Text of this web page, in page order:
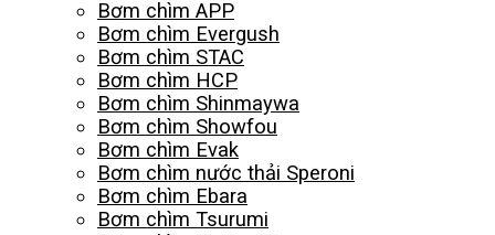
Bơm chìm APP
Bơm chìm Evergush
Bơm chìm STAC
Bơm chìm HCP
Bơm chìm Shinmaywa
Bơm chìm Showfou
Bơm chìm Evak
Bơm chìm nước thải Speroni
Bơm chìm Ebara
Bơm chìm Tsurumi